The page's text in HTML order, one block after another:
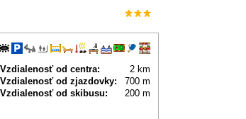
Vzdialenosť od centra:
2 km
Vzdialenosť od zjazdovky:
700 m
Vzdialenosť od skibusu:
200 m